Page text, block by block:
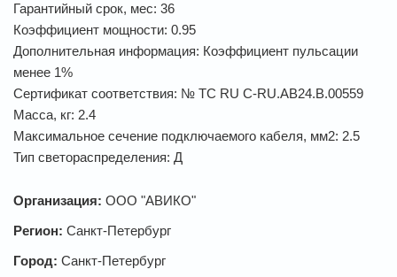
Гарантийный срок, мес: 36
Коэффициент мощности: 0.95
Дополнительная информация: Коэффициент пульсации
менее 1%
Сертификат соответствия: № TC RU C-RU.AB24.B.00559
Масса, кг: 2.4
Максимальное сечение подключаемого кабеля, мм2: 2.5
Тип светораспределения: Д
Организация: ООО "АВИКО"
Регион: Санкт-Петербург
Город: Санкт-Петербург